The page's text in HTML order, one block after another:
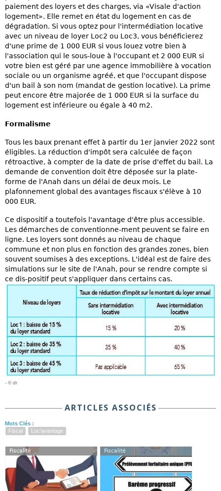
paiement des loyers et des charges, via «Visale d'action
logement». Elle remet en état du logement en cas de
dégradation. Si vous optez pour l'intermédiation locative
avec un niveau de loyer Loc2 ou Loc3, vous bénéficierez
d'une prime de 1 000 EUR si vous louez votre bien à
l'association qui le sous-loue à l'occupant et 2 000 EUR si
votre bien est géré par une agence immobilière à vocation
sociale ou un organisme agréé, et que l'occupant dispose
d'un bail à son nom (mandat de gestion locative). La prime
peut encore être majorée de 1 000 EUR si la surface du
logement est inférieure ou égale à 40 m2.
Formalisme
Tous les baux prenant effet à partir du 1er janvier 2022 sont
éligibles. La réduction d'impôt sera calculée de façon
rétroactive, à compter de la date de prise d'effet du bail. La
demande de convention doit être déposée sur la plate-
forme de l'Anah dans un délai de deux mois. Le
plafonnement global des avantages fiscaux s'élève à 10
000 EUR.
Ce dispositif a toutefois l'avantage d'être plus accessible.
Les démarches de conventionne-ment peuvent se faire en
ligne. Les loyers sont donnés au niveau de chaque
commune et non plus en fonction des grandes zones, bien
souvent soumises à des exceptions. L'idéal est de faire des
simulations sur le site de l'Anah, pour se rendre compte si
ce dis-positif peut s'appliquer dans certains cas.
- © dr
ARTICLES ASSOCIÉS
Mots Clés :
Fiscal
Loc'avantage
Fiscalité Fiscalité